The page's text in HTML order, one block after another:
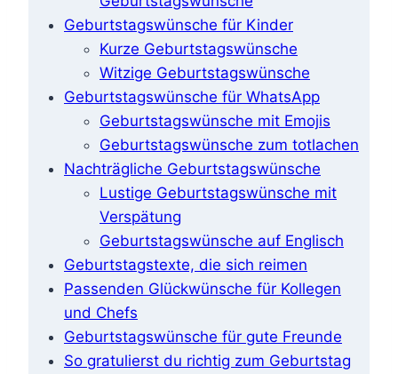
Geburtstagswünsche für Kinder
Kurze Geburtstagswünsche
Witzige Geburtstagswünsche
Geburtstagswünsche für WhatsApp
Geburtstagswünsche mit Emojis
Geburtstagswünsche zum totlachen
Nachträgliche Geburtstagswünsche
Lustige Geburtstagswünsche mit
Verspätung
Geburtstagswünsche auf Englisch
Geburtstagstexte, die sich reimen
Passenden Glückwünsche für Kollegen
und Chefs
Geburtstagswünsche für gute Freunde
So gratulierst du richtig zum Geburtstag